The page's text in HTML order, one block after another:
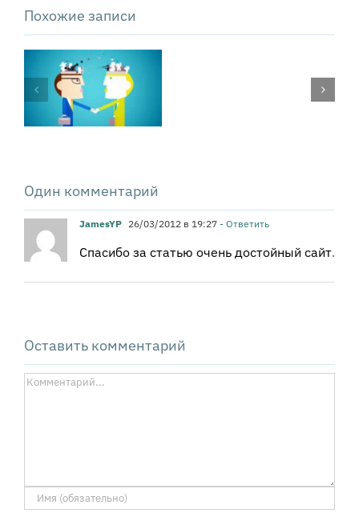
Похожие записи
Письмо Юре
Алексееву
Один комментарий
JamesYP 26/03/2012 в 19:27 - Ответить
Спасибо за статью очень достойный сайт.
Оставить комментарий
Комментарий